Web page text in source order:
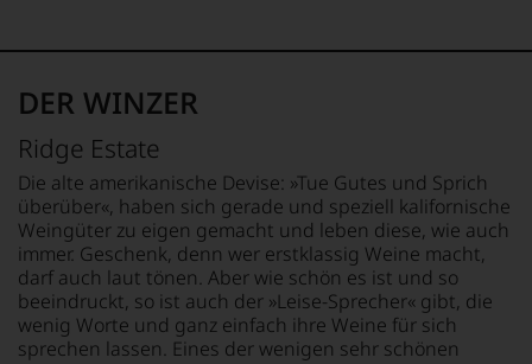
Medaillen
Weinjournalisten
Fachpublikationen
unseren
Aussendungen
oder
in
unserem
Webshop,
um
zu
REBSORTEN
Mataro
Zinfandel
TRINKTEMPERATUR
18 °C
0,75 L
GESCHMACK
trocken
DER WINZER
Ridge Estate
Die alte amerikanische Devise: »Tue Gutes und Sprich
überüber«, haben sich gerade und speziell kalifornische
Weingüter zu eigen gemacht und leben diese, wie auch
immer. Geschenk, denn wer erstklassig Weine macht,
darf auch laut tönen. Aber wie schön es ist und so
beeindruckt, so ist auch der »Leise-Sprecher« gibt, die
wenig Worte und ganz einfach ihre Weine für sich
sprechen lassen. Eines der wenigen sehr schönen